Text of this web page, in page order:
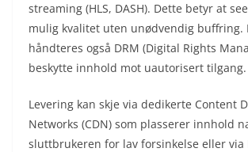
streaming (HLS, DASH). Dette betyr at
mulig kvalitet uten unødvendig buffring.
håndteres også DRM (Digital Rights
beskytte innhold mot uautorisert tilgang.
Levering kan skje via dedikerte Content
Networks (CDN) som plasserer innhold
sluttbrukeren for lav forsinkelse eller via